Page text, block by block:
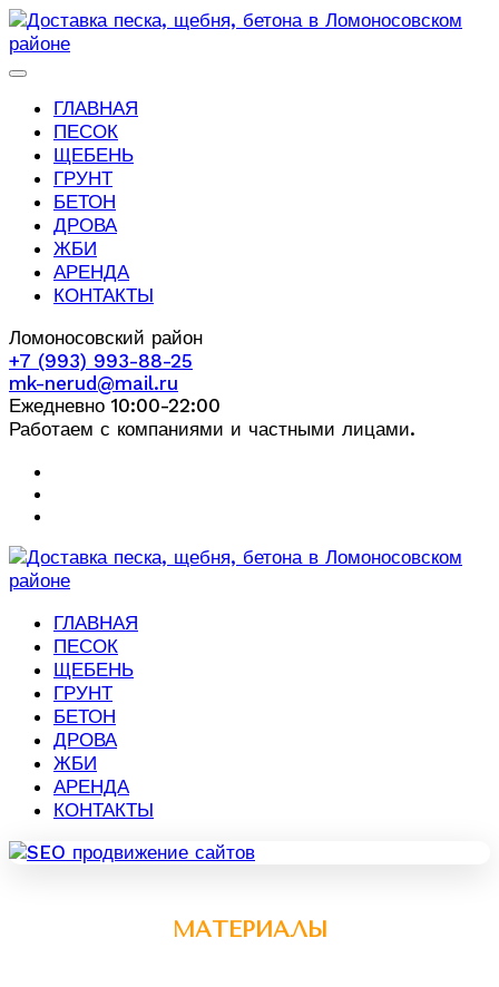
ГЛАВНАЯ
ПЕСОК
ЩЕБЕНЬ
ГРУНТ
БЕТОН
ДРОВА
ЖБИ
АРЕНДА
КОНТАКТЫ
Ломоносовский район
+7 (993) 993-88-25
mk-nerud@mail.ru
Ежедневно 10:00-22:00
Работаем с компаниями и частными лицами.
ГЛАВНАЯ
ПЕСОК
ЩЕБЕНЬ
ГРУНТ
БЕТОН
ДРОВА
ЖБИ
АРЕНДА
КОНТАКТЫ
МАТЕРИАЛЫ